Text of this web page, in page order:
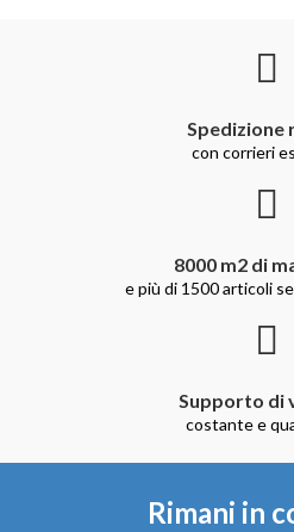
Spedizione
con corrieri
8000 m2 di
e più di 1500 articoli
Supporto di
costante e
Rimani in